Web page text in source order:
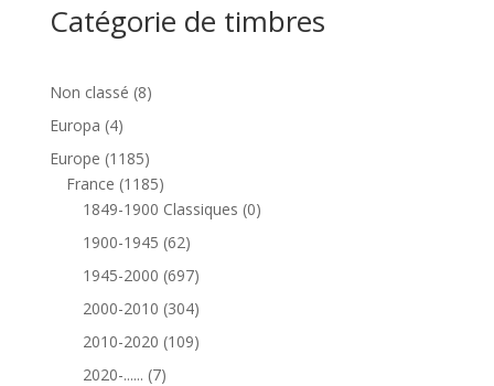
Catégorie de timbres
Non classé 88
Europa 44
produits
Europe 11851185
produits
France 11851185
produits
1849-1900 Classiques 00
1900-1945 6262
produits
1945-2000 697697
produits
2000-2010 304304
produits
2010-2020 109109
2020-...... 77